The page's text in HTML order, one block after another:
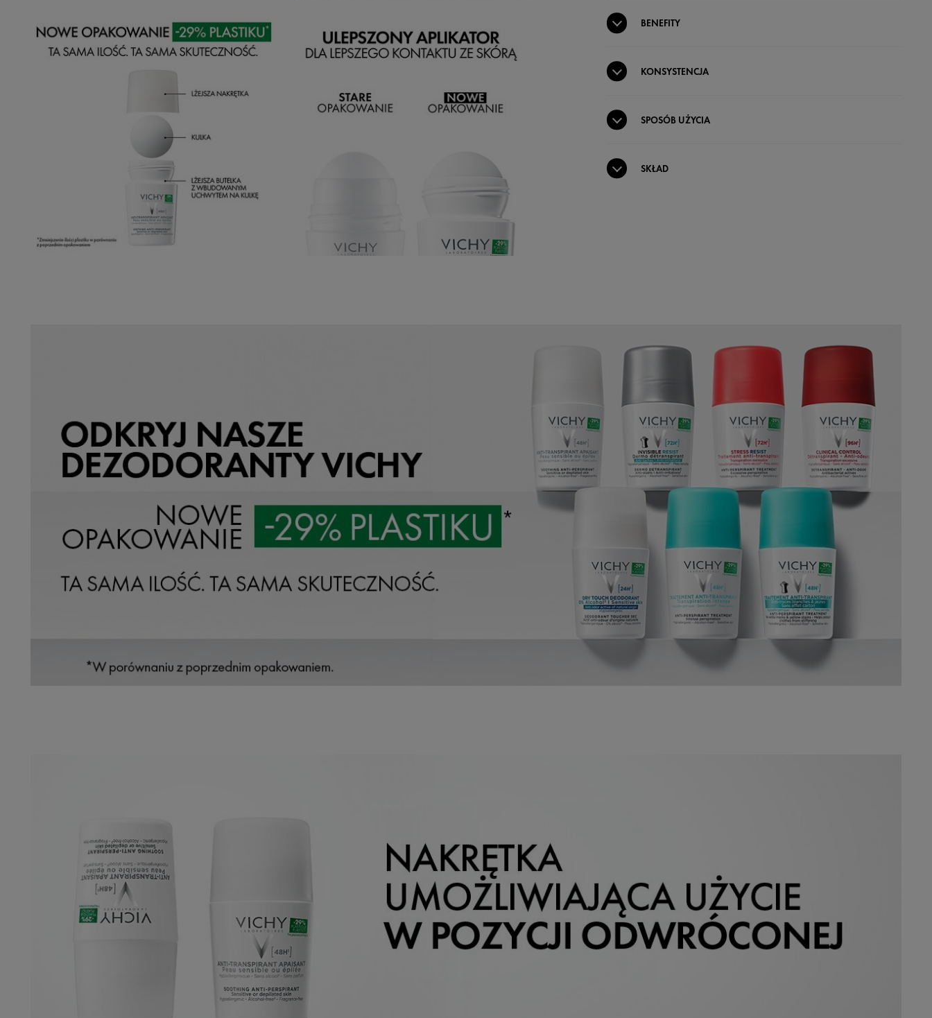
BENEFITY
KONSYSTENCJA
SPOSÓB UŻYCIA
SKŁAD